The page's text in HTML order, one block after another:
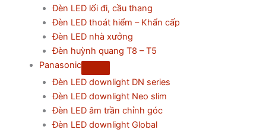
Đèn LED lối đi, cầu thang
Đèn LED thoát hiểm – Khẩn cấp
Đèn LED nhà xưởng
Đèn huỳnh quang T8 – T5
Panasonic
Đèn LED downlight DN series
Đèn LED downlight Neo slim
Đèn LED âm trần chỉnh góc
Đèn LED downlight Global